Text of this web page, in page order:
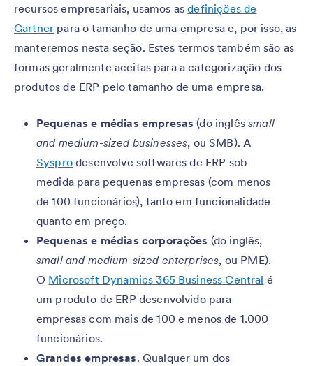
recursos empresariais, usamos asdefinições de
Gartner para o tamanho de uma empresa e, por isso, as
manteremos nesta seção. Estes termos também são as
formas geralmente aceitas para a categorização dos
produtos de ERP pelo tamanho de uma empresa.
Pequenas e médias empresas (do inglêssmall
and medium-sized businesses, ou SMB). A
Sysprodesenvolve softwares de ERP sob
medida para pequenas empresas (com menos
de 100 funcionários), tanto em funcionalidade
quanto em preço.
Pequenas e médias corporações (do inglês,
small and medium-sized enterprises, ou PME).
O Microsoft Dynamics 365 Business Central é
um produto de ERP desenvolvido para
empresas com mais de 100 e menos de 1.000
funcionários.
Grandes empresas. Qualquer um dos